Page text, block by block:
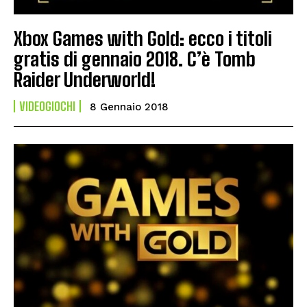
Xbox Games with Gold: ecco i titoli
gratis di gennaio 2018. C’è Tomb
Raider Underworld!
VIDEOGIOCHI 8 Gennaio 2018